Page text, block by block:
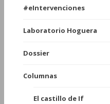
#eIntervenciones
Laboratorio Hoguera
Dossier
Columnas
El castillo de If